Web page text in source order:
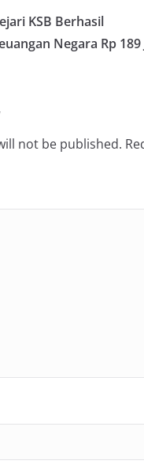
KSB Berhasil
Negara Rp 189
not be published.